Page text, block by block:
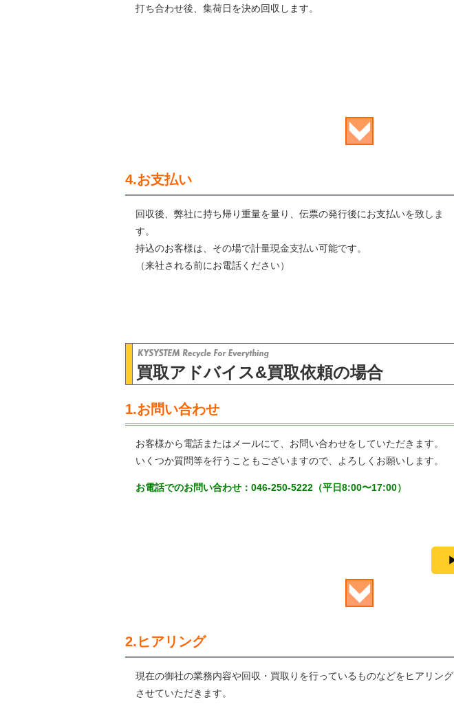
打ち合わせ後、集荷日を決め回収します。
4.お支払い
回収後、弊社に持ち帰り重量を量り、伝票の発行後にお支払いを致しま
す。
持込のお客様は、その場で計量現金支払い可能です。
（来社される前にお電話ください）
買取アドバイス&買取依頼の場合
1.お問い合わせ
お客様から電話またはメールにて、お問い合わせをしていただきます。
いくつか質問等を行うこともございますので、よろしくお願いします。
お電話でのお問い合わせ：046-250-5222（平日8:00〜17:00）
2.ヒアリング
現在の御社の業務内容や回収・買取りを行っているものなどをヒアリング
させていただきます。